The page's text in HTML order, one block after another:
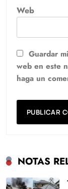
Web
Guardar
web en este
haga un
NOTAS